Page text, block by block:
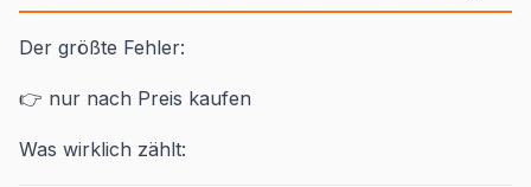
Der größte Fehler:
👉 nur nach Preis kaufen
Was wirklich zählt: